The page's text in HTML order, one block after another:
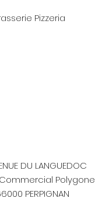
Pizzeria
DU LANGUEDOC
Polygone
PERPIGNAN